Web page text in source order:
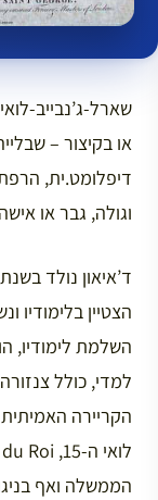
שארל-ג’נבייב-
או בקיצור –
דיפלומט.ית,
וגולה, גבר או
הצטיין
השלמת לימודיו,
הקריירה
הממשלה ואף